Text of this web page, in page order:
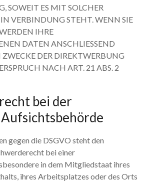
SOWEIT ES MIT SOLCHER
VERBINDUNG STEHT. WENN SIE
IHRE
DATEN ANSCHLIESSEND
DER DIREKTWERBUNG
NACH ART. 21 ABS. 2
bei der
gegen die DSGVO steht den
bei einer
in dem Mitgliedstaat ihres
ihres Arbeitsplatzes oder des Orts